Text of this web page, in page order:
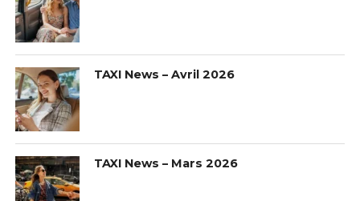
TAXI News – Avril 2026
TAXI News – Mars 2026